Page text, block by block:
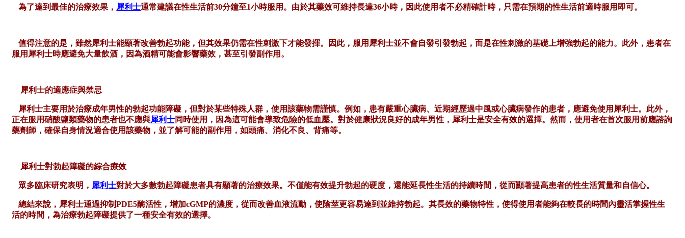
為了達到最佳的治療效果， 犀利士通常建議在性生活前30分鐘至1小時服用。由於其藥效可維持長達36小時，因此使用者不必精確計時，只需在預期的性生活前適時服用即可。
值得注意的是，雖然犀利士能顯著改善勃起功能，但其效果仍需在性刺激下才能發揮。因此，服用犀利士並不會自發引發勃起，而是在性刺激的基礎上增強勃起的能力。此外，患者在
服用犀利士時應避免大量飲酒，因為酒精可能會影響藥效，甚至引發副作用。
犀利士的適應症與禁忌
犀利士主要用於治療成年男性的勃起功能障礙，但對於某些特殊人群，使用該藥物需謹慎。例如，患有嚴重心臟病、近期經歷過中風或心臟病發作的患者，應避免使用犀利士。此外，
正在服用硝酸鹽類藥物的患者也不應與犀利士同時使用，因為這可能會導致危險的低血壓。 對於健康狀況良好的成年男性，犀利士是安全有效的選擇。然而，使用者在首次服用前應諮詢
藥劑師 ，確保自身情況適合使用該藥物，並了解可能的副作用，如頭痛、消化不良、背痛等。
犀利士對勃起障礙的綜合療效
眾多臨床研究表明， 犀利士對於大多數勃起障礙患者具有顯著的治療效果。不僅能有效提升勃起的硬度，還能延長性生活的持續時間，從而顯著提高患者的性生活質量和自信心。
總結來說，犀利士通過抑制PDE5酶活性，增加cGMP的濃度，從而改善血液流動，使陰莖更容易達到並維持勃起。其長效的藥物特性，使得使用者能夠在較長的時間內靈活掌握性生
活的時間，為治療勃起障礙提供了一種安全有效的選擇。